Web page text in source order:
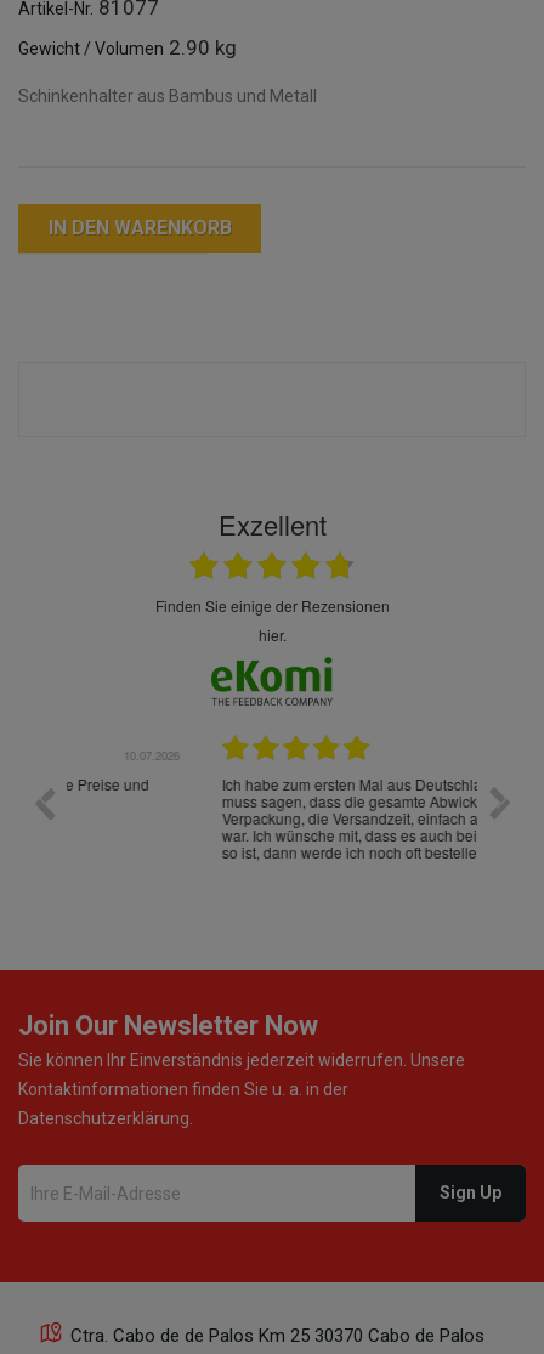
Artikel-Nr. 81077
Gewicht / Volumen 2.90 kg
Schinkenhalter aus Bambus und Metall
IN DEN WARENKORB
Exzellent
finden Sie einige der Rezensionen
hier.
Ich habe zum ersten Mal aus Deutschland bestellt und
muss sagen, dass die gesamte Abwicklung, die
Verpackung, die Versandzeit, einfach alles "excelente"
war. Ich wünsche mit, dass es auch beim nächsten Mal
so ist, dann werde ich noch oft bestellen! ¡Viva España!
Die
gut
ist
Join Our Newsletter Now
Sie können Ihr Einverständnis jederzeit widerrufen. Unsere
Kontaktinformationen finden Sie u. a. in der
Datenschutzerklärung.
Ctra. Cabo de de Palos Km 25 30370 Cabo de Palos